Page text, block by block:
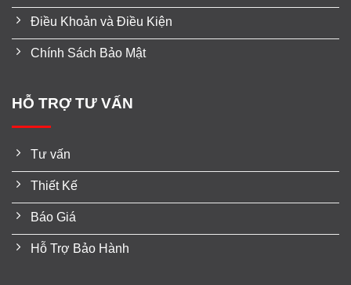
Điều Khoản và Điều Kiện
Chính Sách Bảo Mật
HỖ TRỢ TƯ VẤN
Tư vấn
Thiết Kế
Báo Giá
Hỗ Trợ Bảo Hành